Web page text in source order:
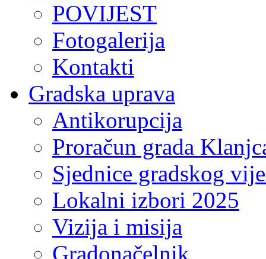
POVIJEST
Fotogalerija
Kontakti
Gradska uprava
Antikorupcija
Proračun grada
Sjednice gradskog
Lokalni izbori 2025
Vizija i misija
Gradonačelnik